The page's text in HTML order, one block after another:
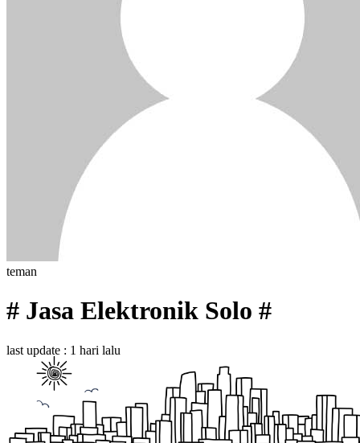
teman
# Jasa Elektronik Solo #
last update : 1 hari lalu